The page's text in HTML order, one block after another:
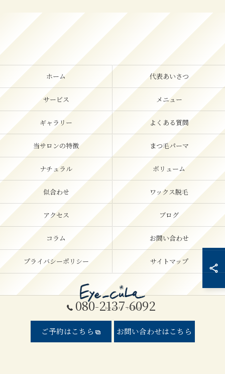
080-2137-6092
ご予約はこちら お問い合わせはこちら
ホーム 代表あいさつ
サービス メニュー
ギャラリー よくある質問
当サロンの特徴 まつ毛パーマ
ナチュラル ボリューム
似合わせ ワックス脱毛
アクセス ブログ
コラム お問い合わせ
プライバシーポリシー サイトマップ
© 2026 高知県高知市のまつエクならEye_cuLa ALL RIGHTS RESERVED.